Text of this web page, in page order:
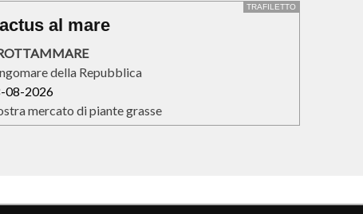
TRAFILETTO
al mare
della Repubblica
08-2026
mercato di piante grasse